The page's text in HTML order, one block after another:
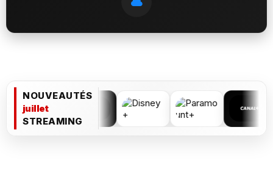
NOUVEAUTÉS
juillet
STREAMING